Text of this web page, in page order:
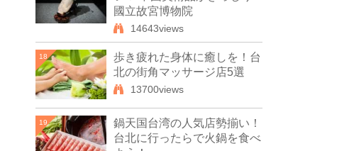
國立故宮博物院
14643views
18
歩き疲れた身体に癒しを！台
北の街角マッサージ店5選
13700views
19
鍋天国台湾の人気店勢揃い！
台北に行ったらで火鍋を食べ